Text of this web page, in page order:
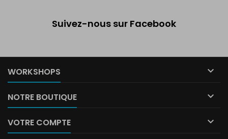
Suivez-nous sur Facebook
WORKSHOPS 
NOTRE BOUTIQUE 
VOTRE COMPTE 